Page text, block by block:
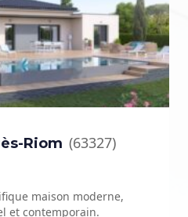
Riom (63327)
maison moderne,
et contemporain.